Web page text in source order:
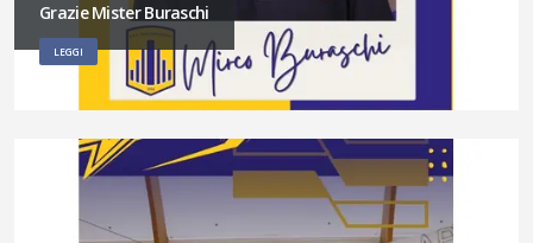
Grazie Mister Buraschi
LEGGI